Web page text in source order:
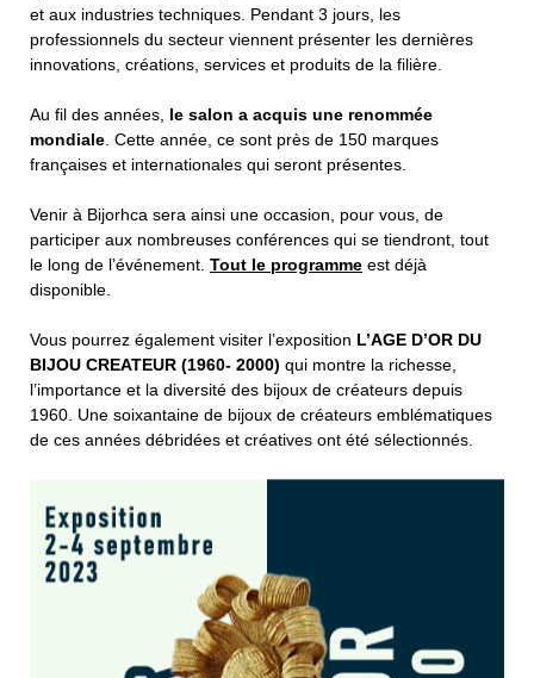
et aux industries techniques. Pendant 3 jours, les
professionnels du secteur viennent présenter les dernières
innovations, créations, services et produits de la filière.
Au fil des années, le salon a acquis une renommée
mondiale . Cette année, ce sont près de 150 marques
françaises et internationales qui seront présentes.
Venir à Bijorhca sera ainsi une occasion, pour vous, de
participer aux nombreuses conférences qui se tiendront, tout
le long de l’événement. Tout le programme est déjà
disponible.
Vous pourrez également visiter l’exposition L’AGE D’OR DU
BIJOU CREATEUR (1960- 2000) qui montre la richesse,
l’importance et la diversité des bijoux de créateurs depuis
1960. Une soixantaine de bijoux de créateurs emblématiques
de ces années débridées et créatives ont été sélectionnés.